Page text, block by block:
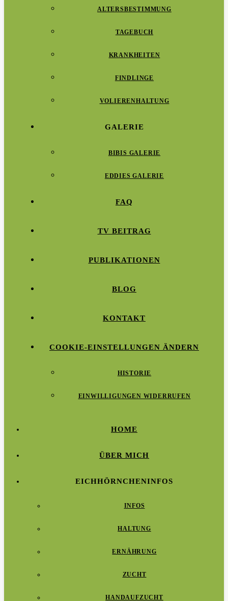
ALTERSBESTIMMUNG
TAGEBUCH
KRANKHEITEN
FINDLINGE
VOLIERENHALTUNG
GALERIE
BIBIS GALERIE
EDDIES GALERIE
FAQ
TV BEITRAG
PUBLIKATIONEN
BLOG
KONTAKT
COOKIE-EINSTELLUNGEN ÄNDERN
HISTORIE
EINWILLIGUNGEN WIDERRUFEN
HOME
ÜBER MICH
EICHHÖRNCHENINFOS
INFOS
HALTUNG
ERNÄHRUNG
ZUCHT
HANDAUFZUCHT